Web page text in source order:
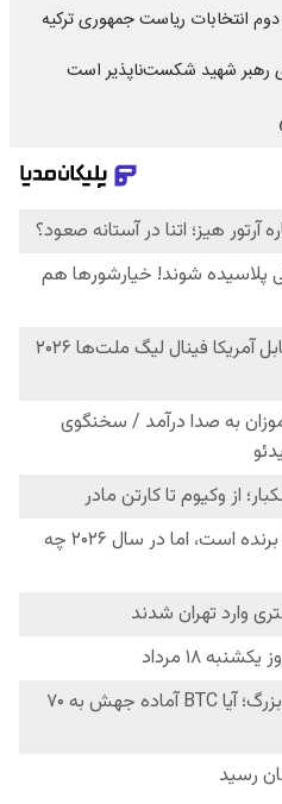
انتخابات ریاست جمهوری ترکیه
رهبر شهید شکست‌ناپذیر است